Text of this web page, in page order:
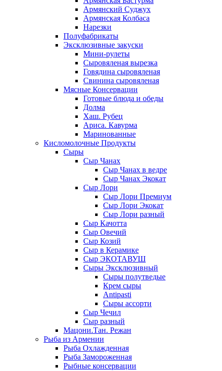
Армянский Суджух
Армянская Колбаса
Нарезки
Полуфабрикаты
Эксклюзивные закуски
Мини-рулеты
Сыровяленая вырезка
Говядина сыровяленая
Свинина сыровяленая
Мясные Консервации
Готовые блюда и обеды
Долма
Хаш. Рубец
Ариса. Кавурма
Маринованные
Кисломолочные Продукты
Сыры
Сыр Чанах
Сыр Чанах в ведре
Сыр Чанах Экокат
Сыр Лори
Сыр Лори Премиум
Сыр Лори Экокат
Сыр Лори разный
Сыр Качотта
Сыр Овечий
Сыр Козий
Сыр в Керамике
Сыр ЭКОТАВУШ
Сыры Эксклюзивный
Сыры полутведые
Крем сыры
Antipasti
Сыры ассорти
Сыр Чечил
Сыр разный
Мацони.Тан. Режан
Рыба из Армении
Рыба Охлажденная
Рыба Замороженная
Рыбные консервации